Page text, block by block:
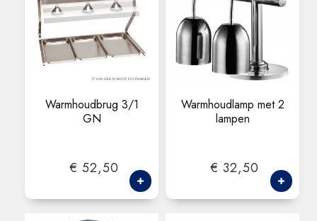
Warmhoudbrug 3/1
GN
€ 52,50
Warmhoudlamp met 2
lampen
€ 32,50